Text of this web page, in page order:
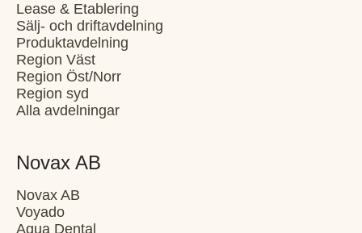
Lease & Etablering
Sälj- och driftavdelning
Produktavdelning
Region Väst
Region Öst/Norr
Region syd
Alla avdelningar
Novax AB
Novax AB
Voyado
Aqua Dental